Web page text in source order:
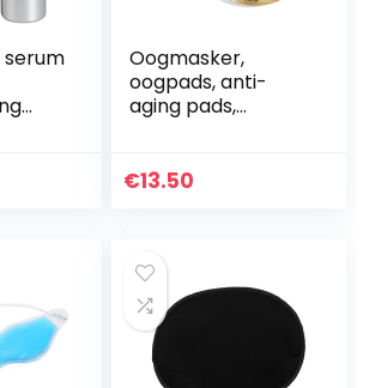
Oogmasker,
oogpads, anti-
aging pads,
collageen
€13.50